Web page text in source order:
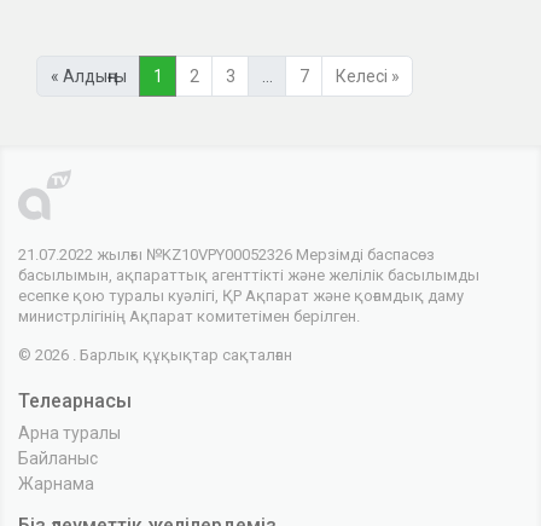
« Алдыңғы 1 2 3 7 Келесі »
21.07.2022 жылғы №KZ10VPY00052326 Мерзімді баспасөз
басылымын, ақпараттық агенттікті және желілік басылымды
есепке қою туралы куәлігі, ҚР Ақпарат және қоғамдық даму
министрлігінің Ақпарат комитетімен берілген.
© 2026 . Барлық құқықтар сақталған
Телеарнасы
Арна туралы
Байланыс
Жарнама